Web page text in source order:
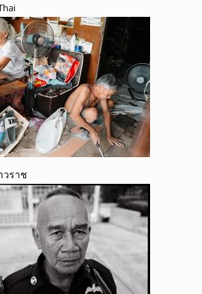
วราช